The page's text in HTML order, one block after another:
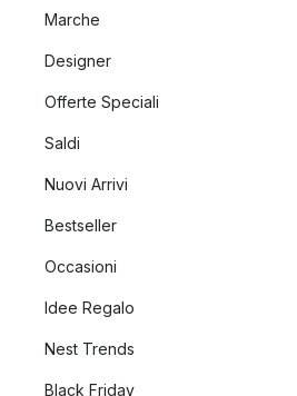
Marche
Designer
Offerte Speciali
Saldi
Nuovi Arrivi
Bestseller
Occasioni
Idee Regalo
Nest Trends
Black Friday